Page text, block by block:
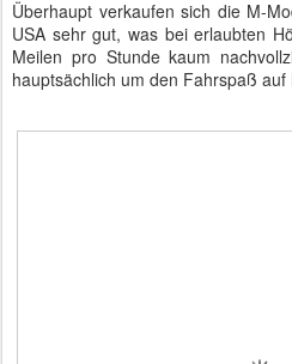
Überhaupt verkaufen sich die M-
USA sehr gut, was bei erlaubten
Meilen pro Stunde kaum
hauptsächlich um den Fahrspaß auf